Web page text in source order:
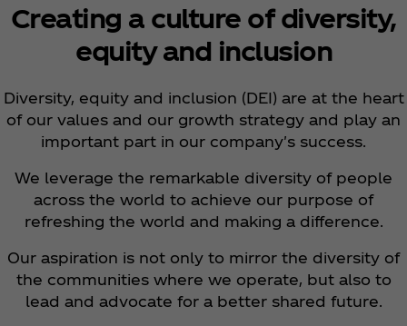
Creating a culture of diversity,
equity and inclusion
Diversity, equity and inclusion (DEI) are at the heart
of our values and our growth strategy and play an
important part in our company's success.
We leverage the remarkable diversity of people
across the world to achieve our purpose of
refreshing the world and making a difference.
Our aspiration is not only to mirror the diversity of
the communities where we operate, but also to
lead and advocate for a better shared future.